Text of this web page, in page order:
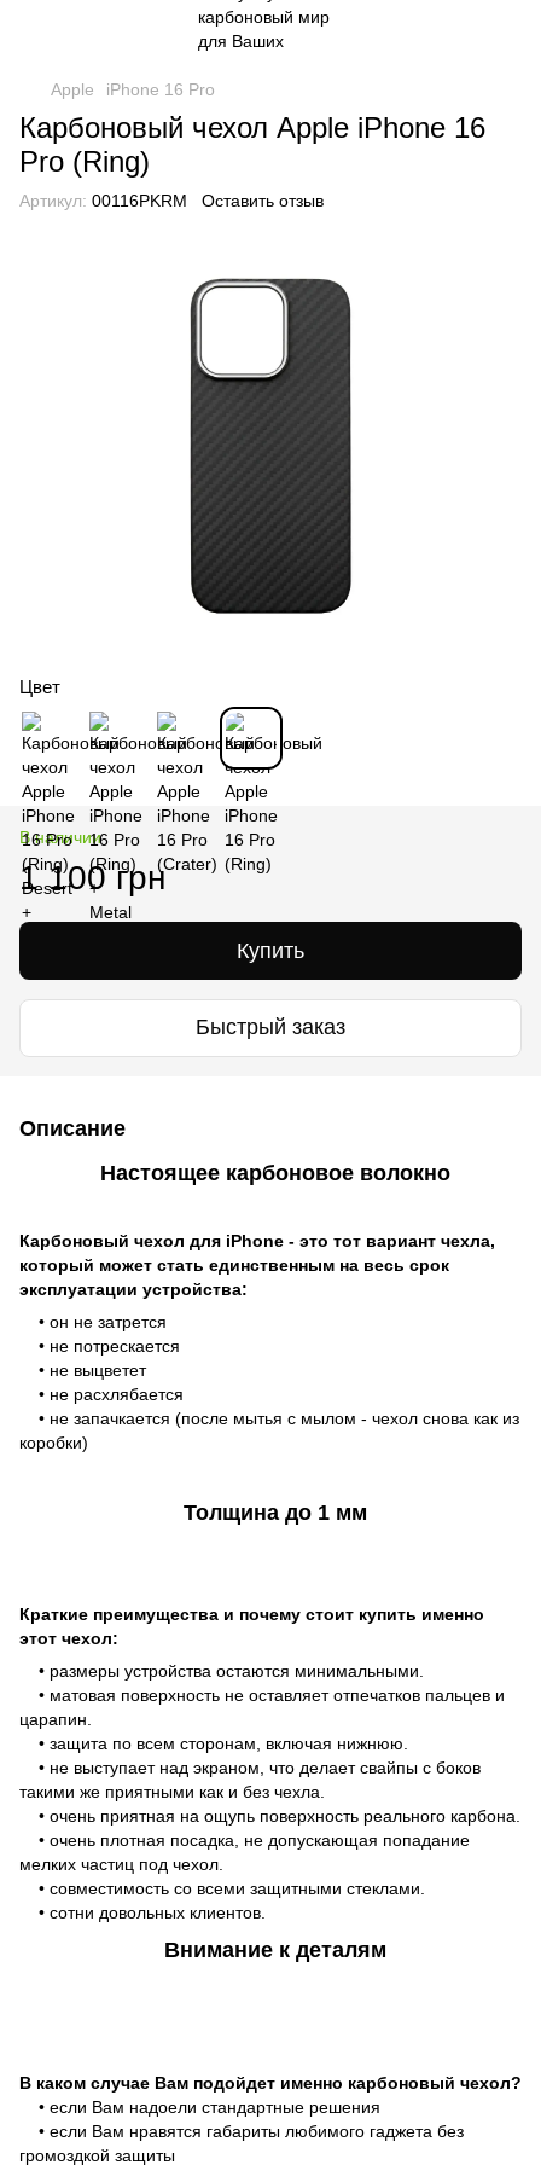
Apple iPhone 16 Pro
Карбоновый чехол Apple iPhone 16
Pro (Ring)
Артикул: 00116PKRM Оставить отзыв
Цвет
В наличии
1 100 грн
Купить
Быстрый заказ
Описание
Настоящее карбоновое волокно
Карбоновый чехол для iPhone - это тот вариант чехла,
который может стать единственным на весь срок
эксплуатации устройства:
• он не затрется
• не потрескается
• не выцветет
• не расхлябается
• не запачкается (после мытья с мылом - чехол снова как из
коробки)
Толщина до 1 мм
Краткие преимущества и почему стоит купить именно
этот чехол:
• размеры устройства остаются минимальными.
• матовая поверхность не оставляет отпечатков пальцев и
царапин.
• защита по всем сторонам, включая нижнюю.
• не выступает над экраном, что делает свайпы с боков
такими же приятными как и без чехла.
• очень приятная на ощупь поверхность реального карбона.
• очень плотная посадка, не допускающая попадание
мелких частиц под чехол.
• совместимость со всеми защитными стеклами.
• сотни довольных клиентов.
Внимание к деталям
В каком случае Вам подойдет именно карбоновый чехол?
• если Вам надоели стандартные решения
• если Вам нравятся габариты любимого гаджета без
громоздкой защиты